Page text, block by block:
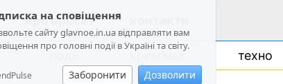
на сповіщення
сайту glavnoe.in.ua відправляти вам
про головні події в Україні та світу.
Заборонити Дозволити
про проєкт
кримінал техно